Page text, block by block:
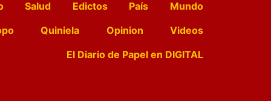
Salud Edictos País
Mundo
Quiniela Opinion
Videos
El Diario de Papel en DIGITAL